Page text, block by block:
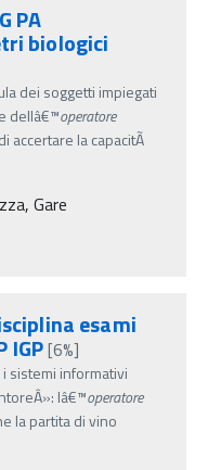
PA
biologici
dei soggetti impiegati
dellâ€™operatore
accertare la capacitÃ
Gare
esami
IGP[6%]
sistemi informativi
lâ€™operatore
la partita di vino